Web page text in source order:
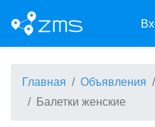
Главная Объявления
Балетки женские